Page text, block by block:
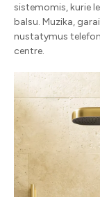
sistemomis, kurie
balsu. Muzika,
nustatymus
centre.